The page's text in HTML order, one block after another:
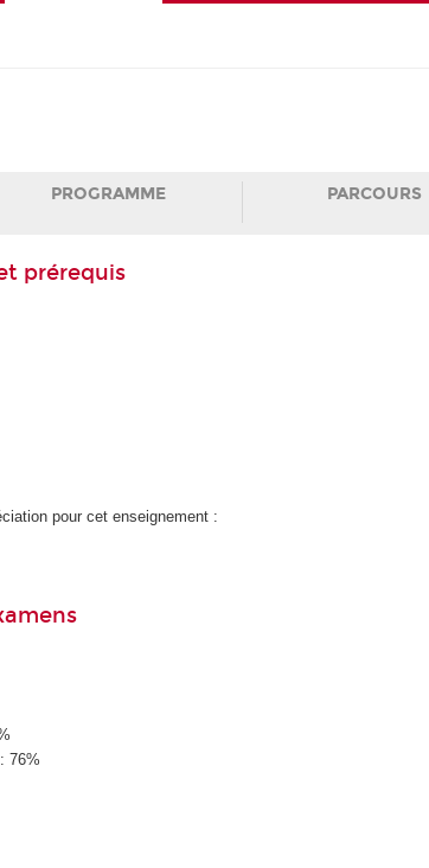
PROGRAMME PARCOURS
prérequis
pour cet enseignement :
76%